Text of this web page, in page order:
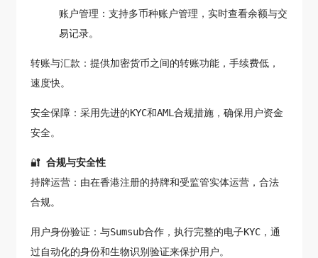
账户管理：支持多币种账户管理，实时查看余额与交
易记录。
转账与汇款：提供加密货币之间的转账功能，手续费低，
速度快。
安全保障：采用先进的KYC和AML合规措施，确保用户资金
安全。
🔐 合规与安全性
持牌运营：由在香港注册的持牌和受监管实体运营，合法
合规。
用户身份验证：与Sumsub合作，执行完整的电子KYC，通
过自动化的身份和生物识别验证来保护用户。